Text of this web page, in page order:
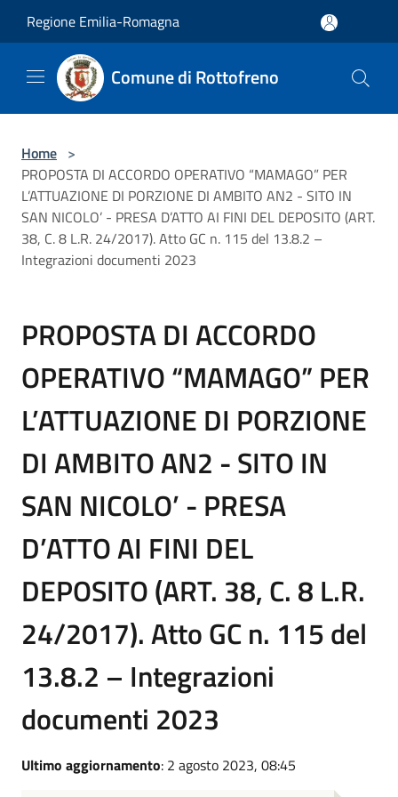
Regione Emilia-Romagna
Comune di Rottofreno
Home >
PROPOSTA DI ACCORDO OPERATIVO “MAMAGO” PER
L’ATTUAZIONE DI PORZIONE DI AMBITO AN2 - SITO IN
SAN NICOLO’ - PRESA D’ATTO AI FINI DEL DEPOSITO (ART.
38, C. 8 L.R. 24/2017). Atto GC n. 115 del 13.8.2 –
Integrazioni documenti 2023
PROPOSTA DI ACCORDO
OPERATIVO “MAMAGO” PER
L’ATTUAZIONE DI PORZIONE
DI AMBITO AN2 - SITO IN
SAN NICOLO’ - PRESA
D’ATTO AI FINI DEL
DEPOSITO (ART. 38, C. 8 L.R.
24/2017). Atto GC n. 115 del
13.8.2 – Integrazioni
documenti 2023
Ultimo aggiornamento: 2 agosto 2023, 08:45